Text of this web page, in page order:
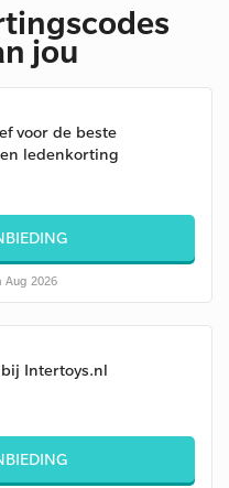
jou
voor de beste
ledenkorting
2026
Intertoys.nl